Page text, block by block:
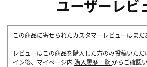
ユーザーレビ
この商品に寄せられたカスタマーレビューはまだ
レビューはこの商品を購入した方のみ投稿いた
イン後、マイページ内 購入履歴一覧 からご確認